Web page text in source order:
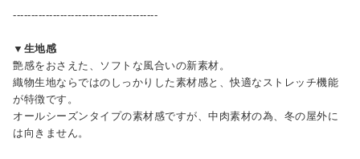
----------------------------------------
▼生地感
艶感をおさえた、ソフトな風合いの新素材。
織物生地ならではのしっかりした素材感と、快適なストレッチ機能
が特徴です。
オールシーズンタイプの素材感ですが、中肉素材の為、冬の屋外に
は向きません。